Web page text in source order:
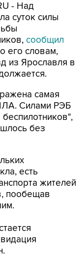
- Над
суток силы
сообщил
его словам,
из Ярославля в
самая
Силами РЭБ
без
есть
жителей
пообещав